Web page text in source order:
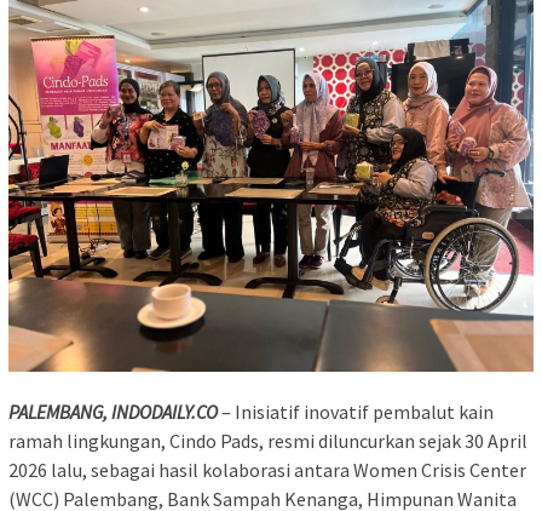
PALEMBANG, INDODAILY.CO– Inisiatif inovatif pembalut kain
ramah lingkungan, Cindo Pads, resmi diluncurkan sejak 30 April
2026 lalu, sebagai hasil kolaborasi antara Women Crisis Center
(WCC) Palembang, Bank Sampah Kenanga, Himpunan Wanita